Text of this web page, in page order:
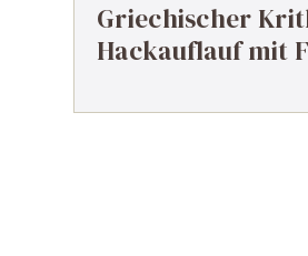
Griechischer
Hackauflauf mit